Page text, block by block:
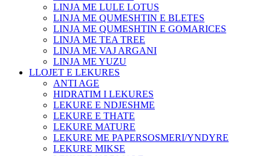
LINJA ME LULE LOTUS
LINJA ME QUMESHTIN E BLETES
LINJA ME QUMESHTIN E GOMARICES
LINJA ME TEA TREE
LINJA ME VAJ ARGANI
LINJA ME YUZU
LLOJET E LEKURES
ANTI AGE
HIDRATIM I LEKURES
LEKURE E NDJESHME
LEKURE E THATE
LEKURE MATURE
LEKURE ME PAPERSOSMERI/YNDYRE
LEKURE MIKSE